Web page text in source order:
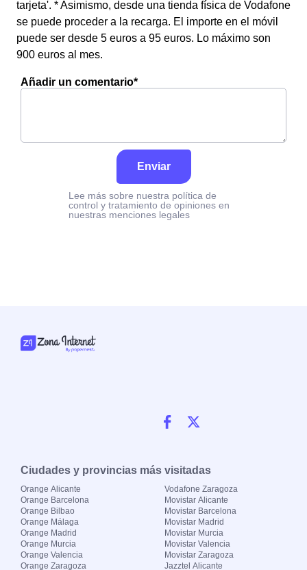
tarjeta'. * Asimismo, desde una tienda física de Vodafone
se puede proceder a la recarga. El importe en el móvil
puede ser desde 5 euros a 95 euros. Lo máximo son
900 euros al mes.
Añadir un comentario*
Enviar
Lee más sobre nuestra política de
control y tratamiento de opiniones en
nuestras menciones legales
Ciudades y provincias más visitadas
Orange Alicante
Orange Barcelona
Orange Bilbao
Orange Málaga
Orange Madrid
Orange Murcia
Orange Valencia
Orange Zaragoza
Vodafone Zaragoza
Movistar Alicante
Movistar Barcelona
Movistar Madrid
Movistar Murcia
Movistar Valencia
Movistar Zaragoza
Jazztel Alicante